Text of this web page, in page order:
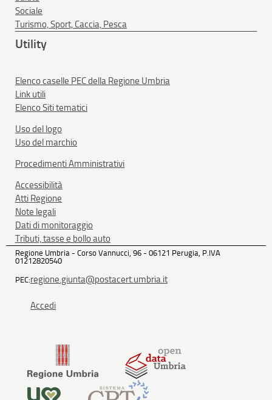
Sociale
Turismo, Sport, Caccia, Pesca
Utility
Elenco caselle PEC della Regione Umbria
Link utili
Elenco Siti tematici
Uso del logo
Uso del marchio
Procedimenti Amministrativi
Accessibilità
Atti Regione
Note legali
Dati di monitoraggio
Tributi, tasse e bollo auto
Regione Umbria - Corso Vannucci, 96 - 06121 Perugia, P.IVA
01212820540
PEC:regione.giunta@postacert.umbria.it
Accedi